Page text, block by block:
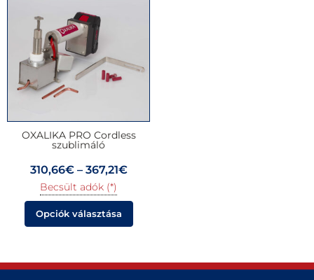
OXALIKA PRO Cordless
szublimáló
310,66€ – 367,21€
Becsült adók (*)
Opciók választása